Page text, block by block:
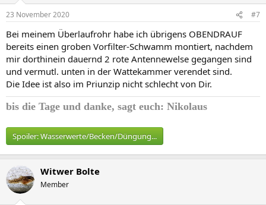
23 November 2020 #7
Bei meinem Überlaufrohr habe ich übrigens OBENDRAUF
bereits einen groben Vorfilter-Schwamm montiert, nachdem
mir dorthinein dauernd 2 rote Antennewelse gegangen sind
und vermutl. unten in der Wattekammer verendet sind.
Die Idee ist also im Priunzip nicht schlecht von Dir.
bis die Tage und danke, sagt euch: Nikolaus
Spoiler:Wasserwerte/Becken/Düngung...
Witwer Bolte
Member